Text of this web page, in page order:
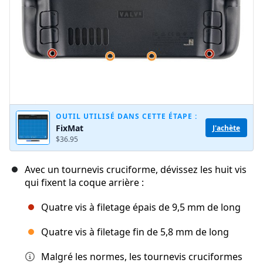
OUTIL UTILISÉ DANS CETTE ÉTAPE :
FixMat
$36.95
J'achète
Avec un tournevis cruciforme, dévissez les huit vis
qui fixent la coque arrière :
Quatre vis à filetage épais de 9,5 mm de long
Quatre vis à filetage fin de 5,8 mm de long
Malgré les normes, les tournevis cruciformes